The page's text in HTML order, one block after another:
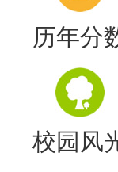
历年分
校园风